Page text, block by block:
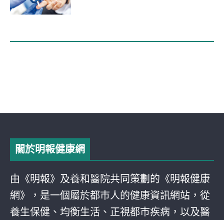
關於明報健康網
由《明報》及養和醫院共同策劃的《明報健康
網》，是一個屬於都巿人的健康資訊網站，從
養生保健、均衡生活、正視都巿疾病，以及醫